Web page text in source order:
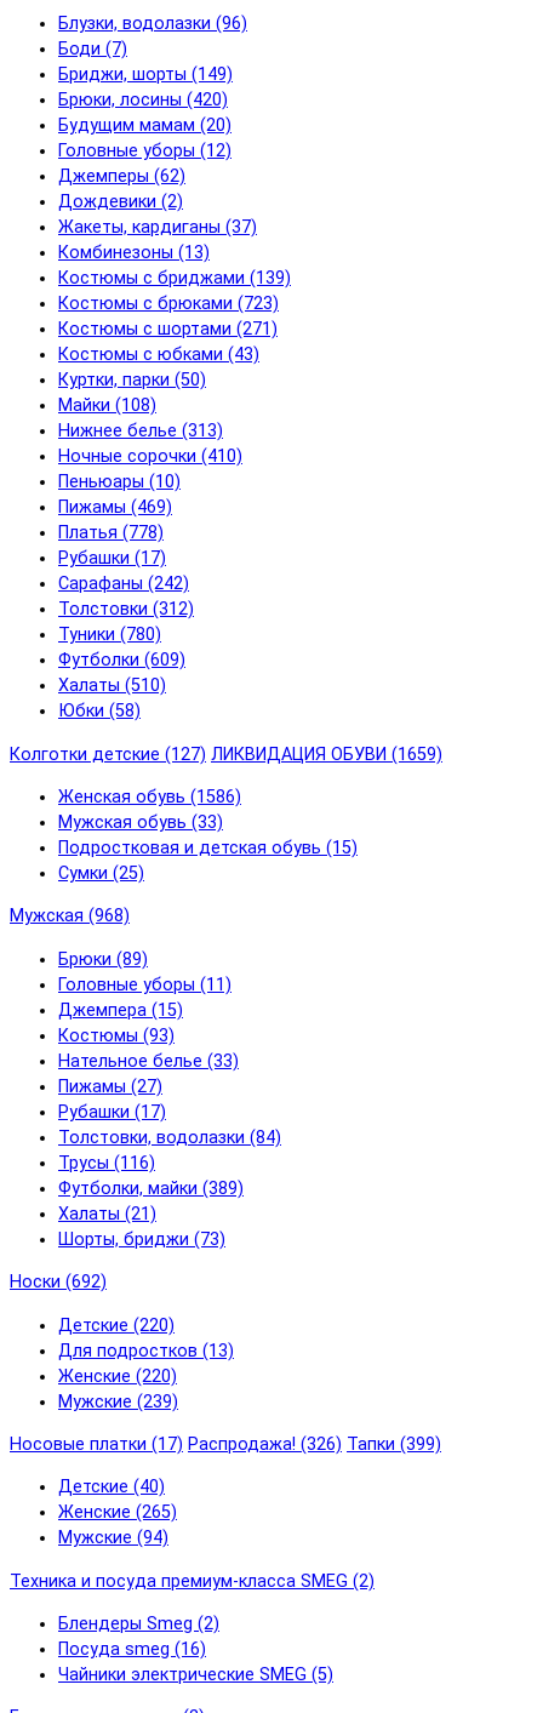
Блузки, водолазки (96)
Боди (7)
Бриджи, шорты (149)
Брюки, лосины (420)
Будущим мамам (20)
Головные уборы (12)
Джемперы (62)
Дождевики (2)
Жакеты, кардиганы (37)
Комбинезоны (13)
Костюмы с бриджами (139)
Костюмы с брюками (723)
Костюмы с шортами (271)
Костюмы с юбками (43)
Куртки, парки (50)
Майки (108)
Нижнее белье (313)
Ночные сорочки (410)
Пеньюары (10)
Пижамы (469)
Платья (778)
Рубашки (17)
Сарафаны (242)
Толстовки (312)
Туники (780)
Футболки (609)
Халаты (510)
Юбки (58)
Колготки детские (127) ЛИКВИДАЦИЯ ОБУВИ (1659)
Женская обувь (1586)
Мужская обувь (33)
Подростковая и детская обувь (15)
Сумки (25)
Мужская (968)
Брюки (89)
Головные уборы (11)
Джемпера (15)
Костюмы (93)
Нательное белье (33)
Пижамы (27)
Рубашки (17)
Толстовки, водолазки (84)
Трусы (116)
Футболки, майки (389)
Халаты (21)
Шорты, бриджи (73)
Носки (692)
Детские (220)
Для подростков (13)
Женские (220)
Мужские (239)
Носовые платки (17) Распродажа! (326) Тапки (399)
Детские (40)
Женские (265)
Мужские (94)
Техника и посуда премиум-класса SMEG (2)
Блендеры Smeg (2)
Посуда smeg (16)
Чайники электрические SMEG (5)